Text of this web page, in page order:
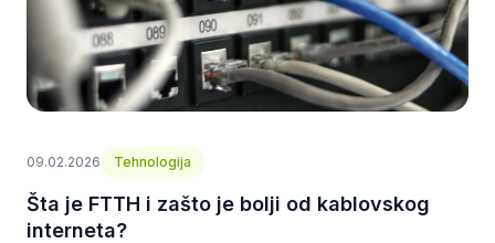
09.02.2026 Tehnologija
Šta je FTTH i zašto je bolji od kablovskog
interneta?